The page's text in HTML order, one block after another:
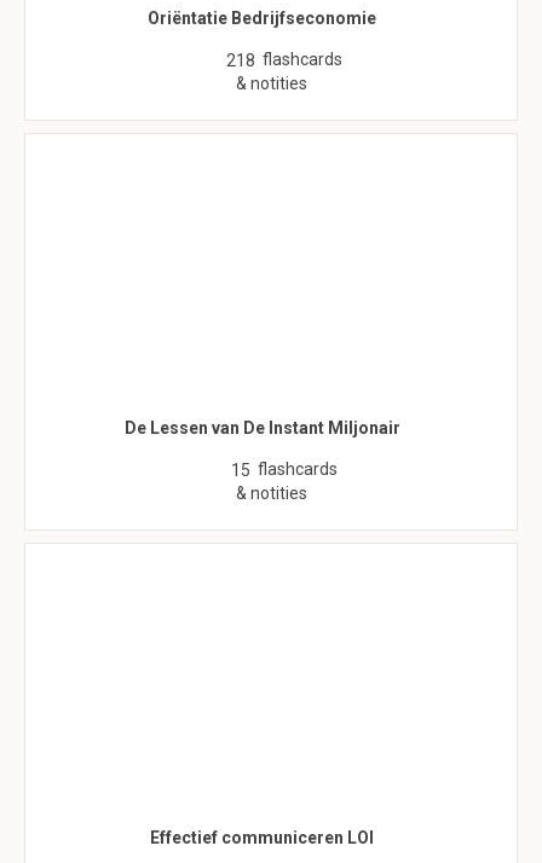
Oriëntatie Bedrijfseconomie
218 flashcards
& notities
De Lessen van De Instant Miljonair
15 flashcards
& notities
Effectief communiceren LOI